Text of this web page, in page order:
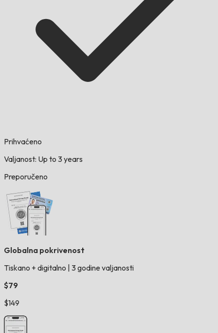
Prihvaćeno
Valjanost: Up to 3 years
Preporučeno
Globalna pokrivenost
Tiskano + digitalno 3 godine valjanosti
$79
$149